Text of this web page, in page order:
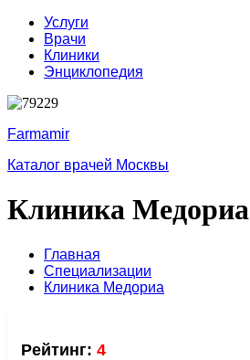
Услуги
Врачи
Клиники
Энциклопедия
Farmamir
Каталог врачей Москвы
Клиника Медориа
Главная
Специализации
Клиника Медориа
Рейтинг: 4